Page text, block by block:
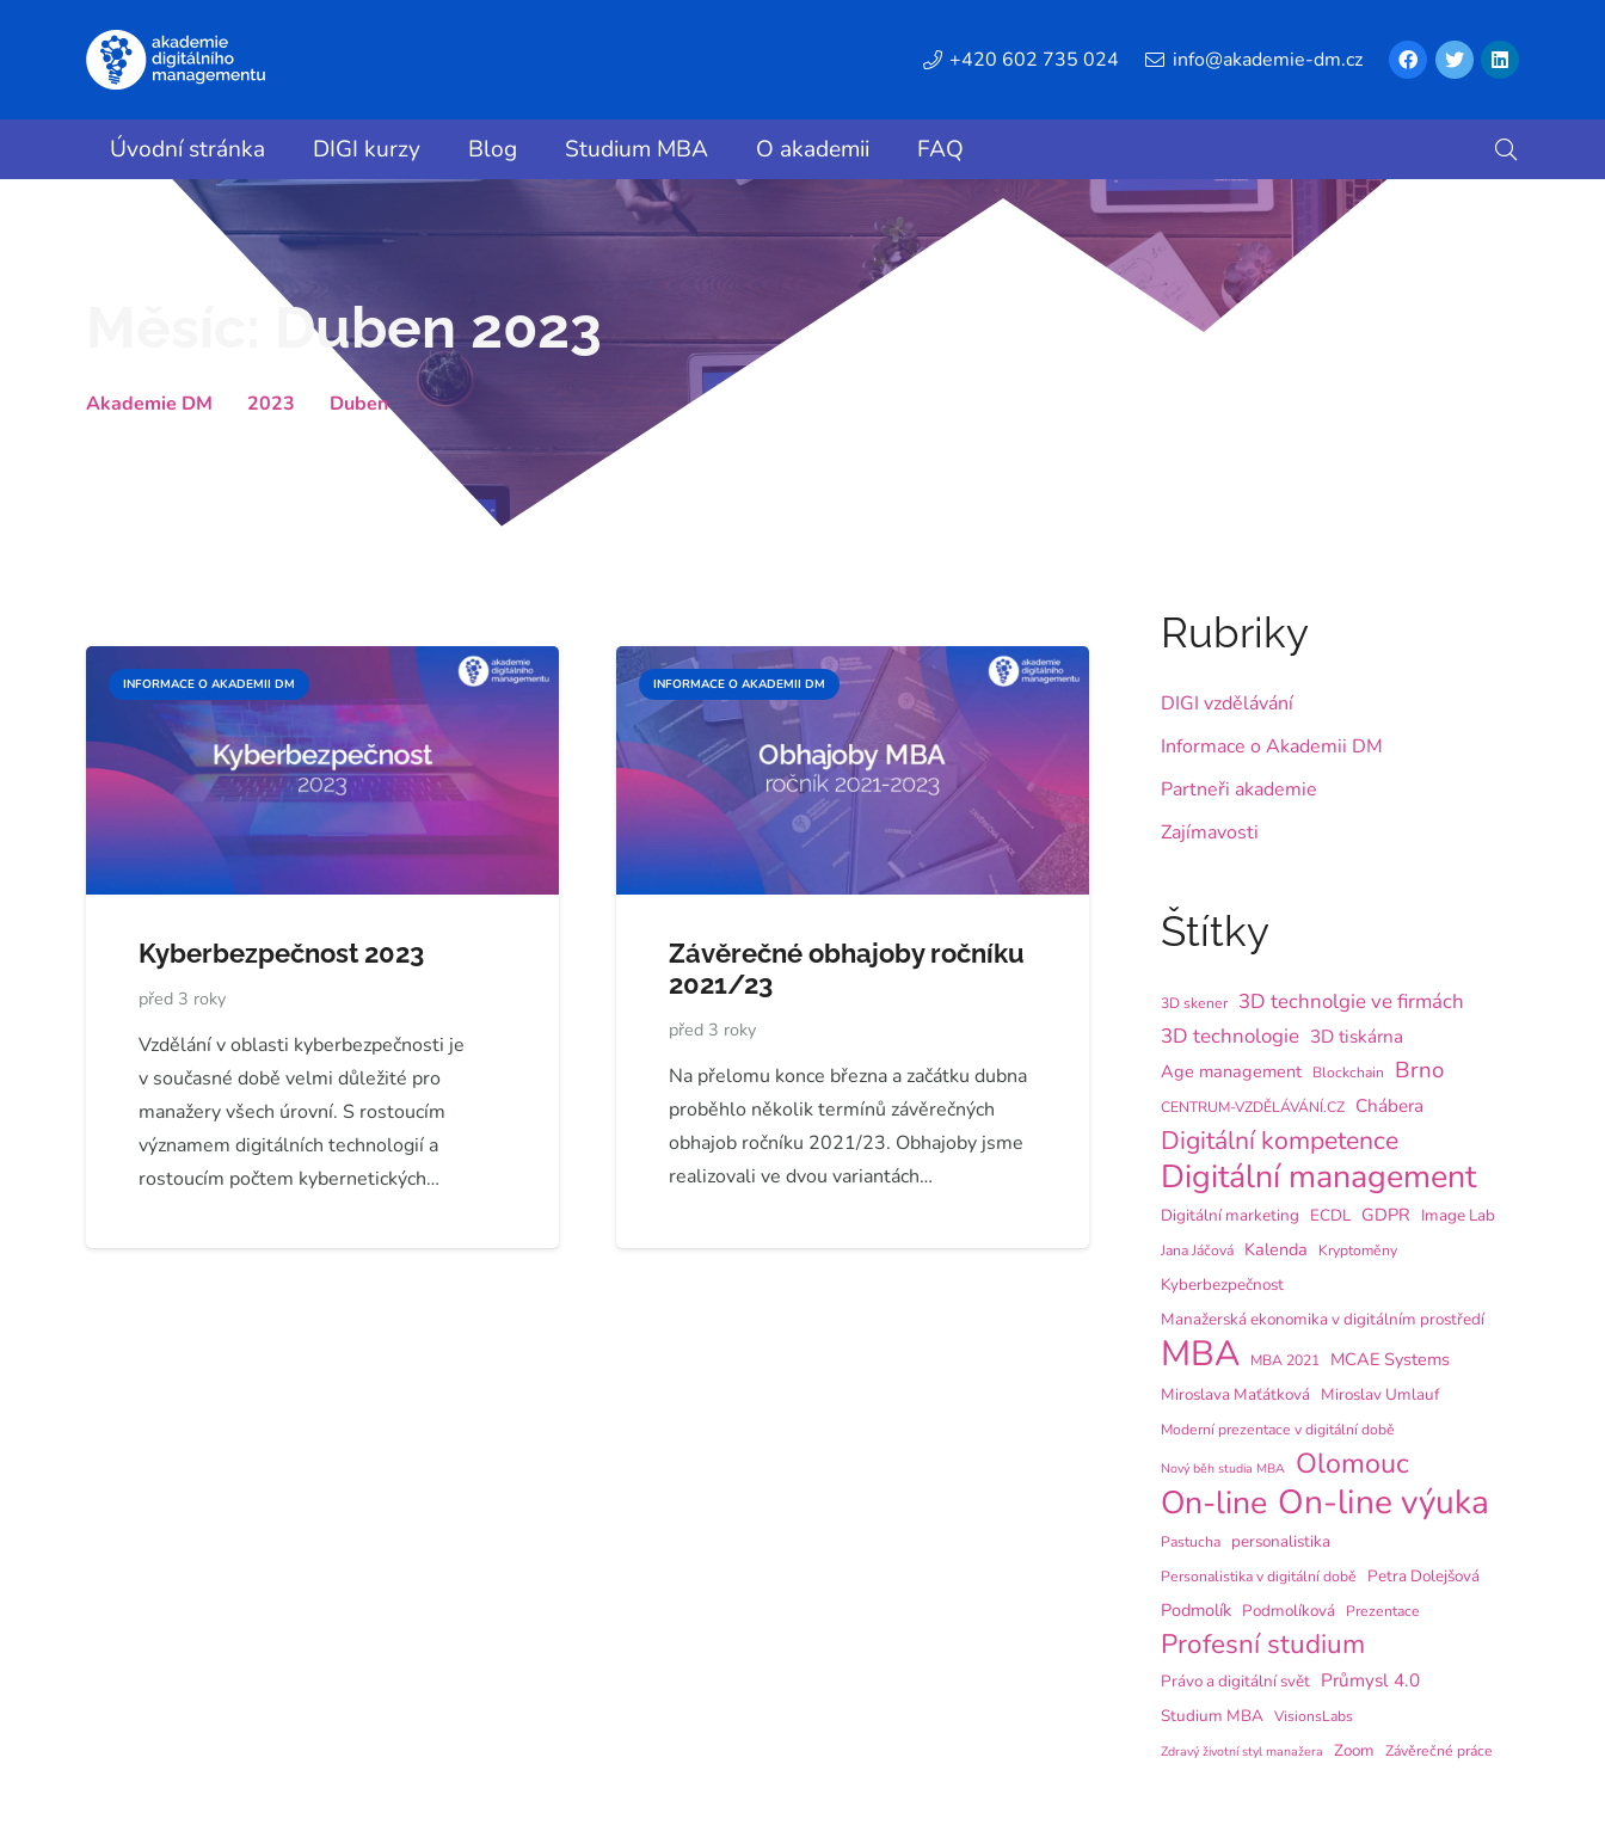
+420 602 735 024 info@akademie-dm.cz
Úvodní stránka DIGI kurzy Blog Studium MBA O akademii FAQ
Duben 2023
Akademie DM 2023 Duben
INFORMACE O AKADEMII DM
Kyberbezpečnost 2023
před 3 roky
Vzdělání v oblasti kyberbezpečnosti je
v současné době velmi důležité pro
manažery všech úrovní. S rostoucím
významem digitálních technologií a
rostoucím počtem kybernetických…
INFORMACE O AKADEMII DM
Závěrečné obhajoby ročníku
2021/23
před 3 roky
Na přelomu konce března a začátku dubna
proběhlo několik termínů závěrečných
obhajob ročníku 2021/23. Obhajoby jsme
realizovali ve dvou variantách…
Rubriky
DIGI vzdělávání
Informace o Akademii DM
Partneři akademie
Zajímavosti
Štítky
3D skener
3D technolgie ve firmách
3D technologie 3D tiskárna
Age management
Blockchain Brno
CENTRUM-VZDĚLÁVÁNÍ.CZ Chábera
Digitální kompetence
Digitální management
Digitální marketing ECDL GDPR Image Lab
Jana Jáčová Kalenda Kryptoměny
Kyberbezpečnost
Manažerská ekonomika v digitálním prostředí
MBA MBA 2021 MCAE Systems
Miroslava Maťátková Miroslav Umlauf
Moderní prezentace v digitální době
Nový běh studia MBA Olomouc
On-line On-line výuka
Pastucha personalistika
Personalistika v digitální době Petra Dolejšová
Podmolík Podmolíková Prezentace
Profesní studium
Právo a digitální svět Průmysl 4.0
Studium MBA VisionsLabs
Zdravý životní styl manažera Zoom Závěrečné práce